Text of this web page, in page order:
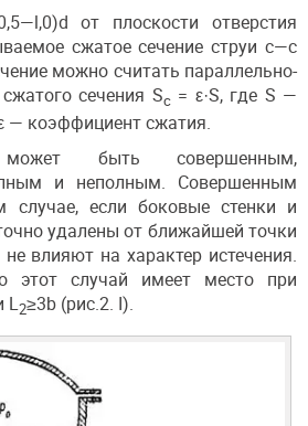
от плоскости отверстия
сжатое сечение струи с—с
можно считать параллельно-
сечения Sc= ε·S, где S —
— коэффициент сжатия.
быть совершенным,
и неполным. Совершенным
случае, если боковые стенки и
удалены от ближайшей точки
влияют на характер истечения.
этот случай имеет место при
L2≥3b (рис.2. I).